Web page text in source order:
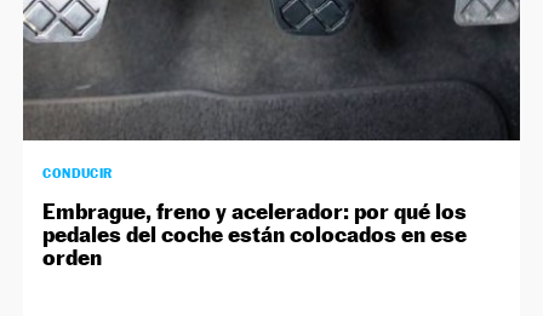
CONDUCIR
Embrague, freno y acelerador: por qué los
pedales del coche están colocados en ese
orden